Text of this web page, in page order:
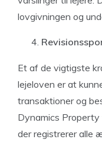
lovgivningen og
Et af de vigtigste
lejeloven er at
transaktioner og
Dynamics
der registrerer alle